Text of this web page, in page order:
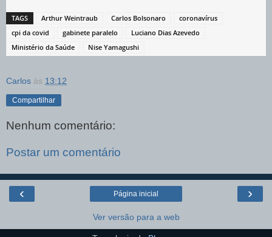
TAGS Arthur Weintraub Carlos Bolsonaro
coronavírus
cpi da covid
gabinete paralelo
Luciano Dias Azevedo
Ministério da Saúde
Nise Yamagushi
Carlos às 13:12
Compartilhar
Nenhum comentário:
Postar um comentário
‹ ›
Página inicial
Ver versão para a web